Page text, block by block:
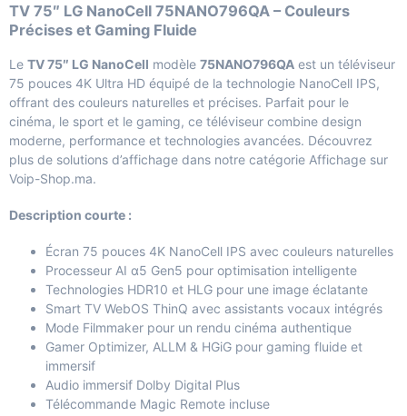
TV 75″ LG NanoCell 75NANO796QA – Couleurs
Précises et Gaming Fluide
Le TV 75″ LG NanoCell modèle 75NANO796QA est un téléviseur
75 pouces 4K Ultra HD équipé de la technologie NanoCell IPS,
offrant des couleurs naturelles et précises. Parfait pour le
cinéma, le sport et le gaming, ce téléviseur combine design
moderne, performance et technologies avancées. Découvrez
plus de solutions d’affichage dans notre catégorie Affichage sur
Voip-Shop.ma.
Description courte :
Écran 75 pouces 4K NanoCell IPS avec couleurs naturelles
Processeur AI α5 Gen5 pour optimisation intelligente
Technologies HDR10 et HLG pour une image éclatante
Smart TV WebOS ThinQ avec assistants vocaux intégrés
Mode Filmmaker pour un rendu cinéma authentique
Gamer Optimizer, ALLM & HGiG pour gaming fluide et
immersif
Audio immersif Dolby Digital Plus
Télécommande Magic Remote incluse